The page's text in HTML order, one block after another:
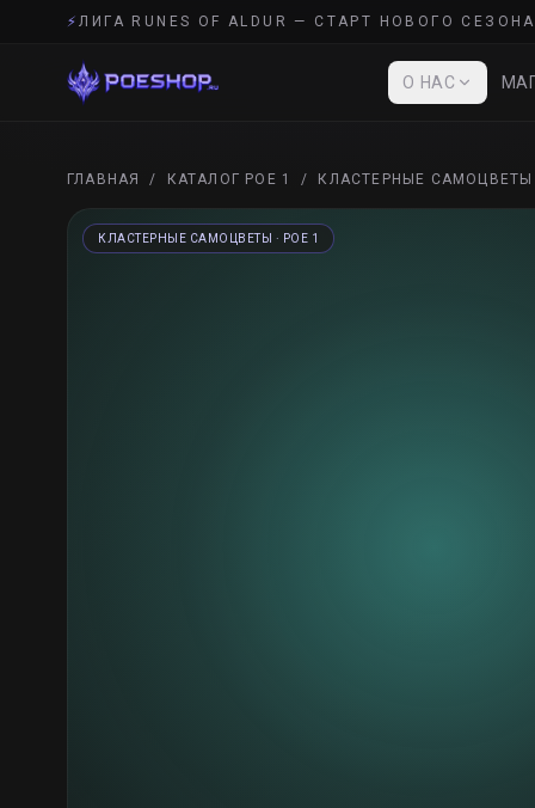
⚡ЛИГА RUNES OF ALDUR — СТАРТ НОВОГО СЕЗОНА
О НАС
ГЛАВНАЯ / КАТАЛОГ POE 1 / КЛАСТЕРНЫЕ САМОЦВЕТЫ
КЛАСТЕРНЫЕ САМОЦВЕТЫ · POE 1